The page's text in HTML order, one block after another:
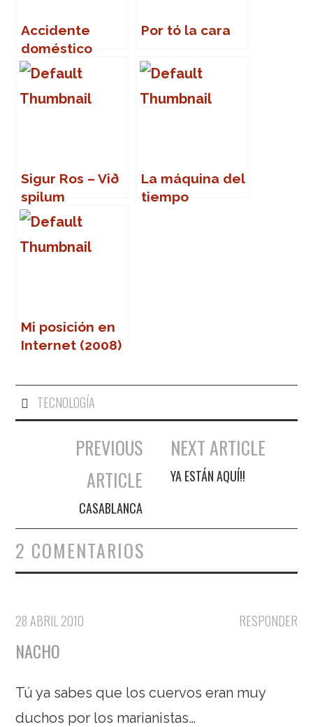
Accidente
doméstico
favorito
Por tó la cara
Sigur Ros – Við
spilum
endalaust
La máquina del
tiempo
Mi posición en
Internet (2008)
TECNOLOGÍA
Navegación de entradas
PREVIOUS
ARTICLE
CASABLANCA
NEXT ARTICLE
YA ESTÁN AQUÍ!!
2 COMENTARIOS
RESPONDER
28 ABRIL 2010
NACHO
Tú ya sabes que los cuervos eran muy
duchos por los marianistas…